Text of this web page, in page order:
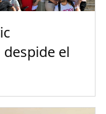
despide el